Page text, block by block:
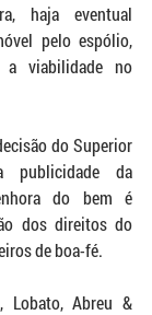
haja eventual
pelo espólio,
a viabilidade no
do Superior
publicidade da
do bem é
dos direitos do
de boa-fé.
Lobato, Abreu &